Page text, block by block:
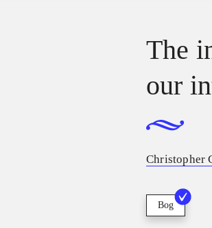
The
our
Christopher
Bog